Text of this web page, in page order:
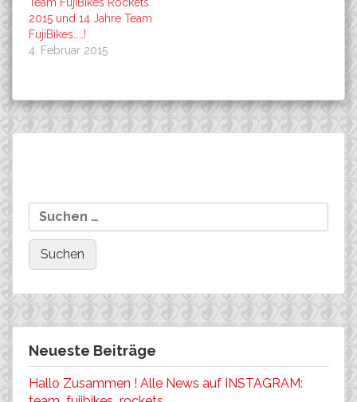
2015 und 14 Jahre Team
FujiBikes…..!
4. Februar 2015
Neueste Beiträge
Hallo Zusammen ! Alle News auf INSTAGRAM: